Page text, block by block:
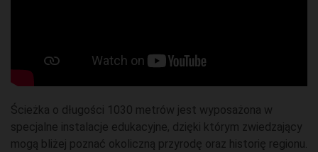
Ścieżka o długości 1030 metrów jest wyposażona w
specjalne instalacje edukacyjne, dzięki którym zwiedzający
mogą bliżej poznać okoliczną przyrodę oraz historię regionu.